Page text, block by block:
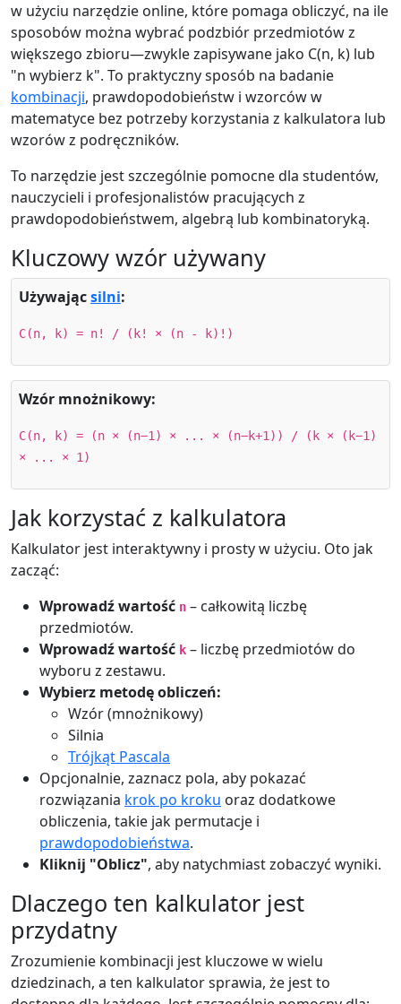
w użyciu narzędzie online, które pomaga obliczyć, na ile
sposobów można wybrać podzbiór przedmiotów z
większego zbioru—zwykle zapisywane jako C(n, k) lub
"n wybierz k". To praktyczny sposób na badanie
kombinacji, prawdopodobieństw i wzorców w
matematyce bez potrzeby korzystania z kalkulatora lub
wzorów z podręczników.
To narzędzie jest szczególnie pomocne dla studentów,
nauczycieli i profesjonalistów pracujących z
prawdopodobieństwem, algebrą lub kombinatoryką.
Kluczowy wzór używany
Używającsilni:
C(n, k) = n! / (k! × (n - k)!)
Wzór mnożnikowy:
C(n, k) = (n × (n−1) × ... × (n−k+1)) / (k × (k−1)
× ... × 1)
Jak korzystać z kalkulatora
Kalkulator jest interaktywny i prosty w użyciu. Oto jak
zacząć:
Wprowadź wartość n – całkowitą liczbę
przedmiotów.
Wprowadź wartość k – liczbę przedmiotów do
wyboru z zestawu.
Wybierz metodę obliczeń:
Wzór (mnożnikowy)
Silnia
Trójkąt Pascala
Opcjonalnie, zaznacz pola, aby pokazać
rozwiązania krok po kroku oraz dodatkowe
obliczenia, takie jak permutacje i
prawdopodobieństwa.
Kliknij "Oblicz", aby natychmiast zobaczyć wyniki.
Dlaczego ten kalkulator jest
przydatny
Zrozumienie kombinacji jest kluczowe w wielu
dziedzinach, a ten kalkulator sprawia, że jest to